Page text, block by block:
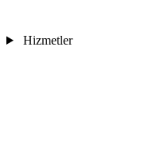
Hizmetler